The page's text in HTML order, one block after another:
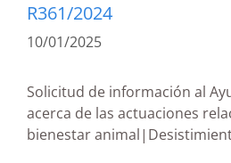
R361/2024
10/01/2025
Solicitud de información al
acerca de las actuaciones
bienestar